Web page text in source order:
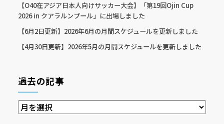
【O40在アジア日本人向けサッカー大会】「第19回Ojin Cup
2026 in クアラルンプール」に出場しました
【6月2日更新】2026年6月の月間スケジュールを更新しました
【4月30日更新】2026年5月の月間スケジュールを更新しました
過去の記事
過
去